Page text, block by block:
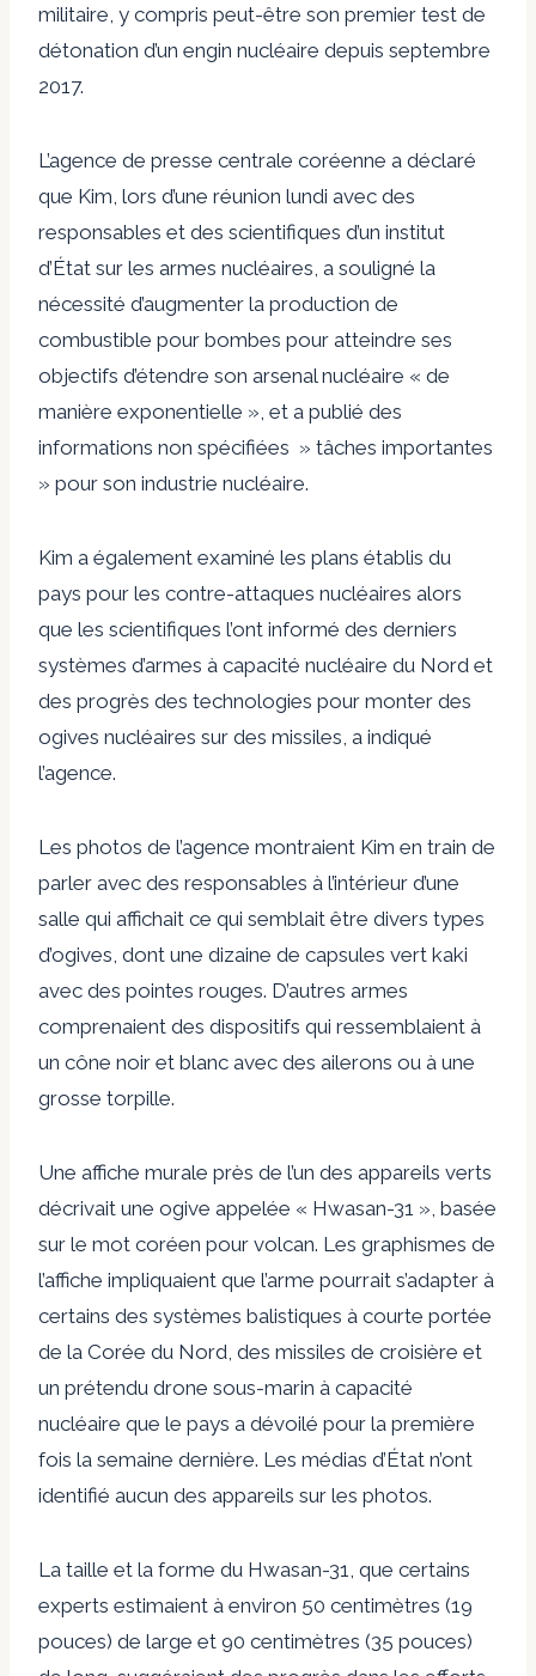
militaire, y compris peut-être son premier test de
détonation d’un engin nucléaire depuis septembre
2017.
L’agence de presse centrale coréenne a déclaré
que Kim, lors d’une réunion lundi avec des
responsables et des scientifiques d’un institut
d’État sur les armes nucléaires, a souligné la
nécessité d’augmenter la production de
combustible pour bombes pour atteindre ses
objectifs d’étendre son arsenal nucléaire « de
manière exponentielle », et a publié des
informations non spécifiées » tâches importantes
» pour son industrie nucléaire.
Kim a également examiné les plans établis du
pays pour les contre-attaques nucléaires alors
que les scientifiques l’ont informé des derniers
systèmes d’armes à capacité nucléaire du Nord et
des progrès des technologies pour monter des
ogives nucléaires sur des missiles, a indiqué
l’agence.
Les photos de l’agence montraient Kim en train de
parler avec des responsables à l’intérieur d’une
salle qui affichait ce qui semblait être divers types
d’ogives, dont une dizaine de capsules vert kaki
avec des pointes rouges. D’autres armes
comprenaient des dispositifs qui ressemblaient à
un cône noir et blanc avec des ailerons ou à une
grosse torpille.
Une affiche murale près de l’un des appareils verts
décrivait une ogive appelée « Hwasan-31 », basée
sur le mot coréen pour volcan. Les graphismes de
l’affiche impliquaient que l’arme pourrait s’adapter à
certains des systèmes balistiques à courte portée
de la Corée du Nord, des missiles de croisière et
un prétendu drone sous-marin à capacité
nucléaire que le pays a dévoilé pour la première
fois la semaine dernière. Les médias d’État n’ont
identifié aucun des appareils sur les photos.
La taille et la forme du Hwasan-31, que certains
experts estimaient à environ 50 centimètres (19
pouces) de large et 90 centimètres (35 pouces)